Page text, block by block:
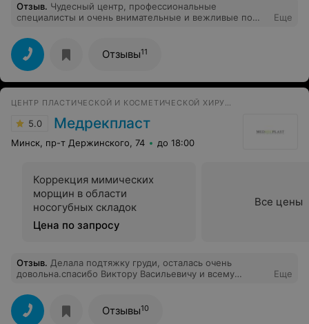
Отзыв. Чудесный центр, профессиональные
специалисты и очень внимательные и вежливые по
лазерную эпиляцию. Была у разных мастеров, все
специалисты грамотные, без сомнений. Побывала у
косметолога, Дернаковская Олеся Николаевна,
ставили филлеры. О это просто чудо-специалист,
очень деликатна в работе, сразу чувствуется рука
уверенностью, теперь только к ней! Всем осень
Еще
Отзывы11
ЦЕНТР ПЛАСТИЧЕСКОЙ И КОСМЕТИЧЕСКОЙ ХИРУРГИИ
5.0 Медрекпласт
Минск, пр-т Держинского, 74 до 18:00
Коррекция мимических
морщин в области
носогубных складок
Цена по запросу
Все цены
Отзыв. Делала подтяжку груди, осталась очень
довольна.спасибо Виктору Васильевичу и всему
доброту и отзывчивость!!!!!
Еще
Отзывы10